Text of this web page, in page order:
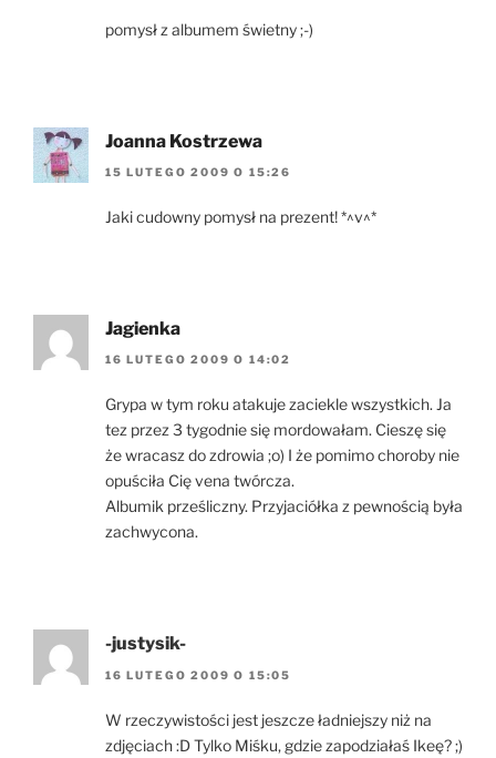
pomysł z albumem świetny ;-)
Joanna Kostrzewa
15 LUTEGO 2009 O 15:26
Jaki cudowny pomysł na prezent! *^v^*
Jagienka
16 LUTEGO 2009 O 14:02
Grypa w tym roku atakuje zaciekle wszystkich. Ja
tez przez 3 tygodnie się mordowałam. Cieszę się
że wracasz do zdrowia ;o) I że pomimo choroby nie
opuściła Cię vena twórcza.
Albumik prześliczny. Przyjaciółka z pewnością była
zachwycona.
-justysik-
16 LUTEGO 2009 O 15:05
W rzeczywistości jest jeszcze ładniejszy niż na
zdjęciach :D Tylko Miśku, gdzie zapodziałaś Ikeę? ;)